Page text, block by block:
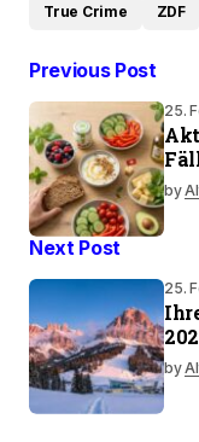
True Crime
ZDF
Previous Post
25.
by
Next Post
25.
by